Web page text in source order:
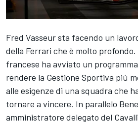
Fred Vasseur sta facendo un
della Ferrari che è molto
francese ha avviato un
rendere la Gestione Sportiva più
alle esigenze di una squadra che
tornare a vincere. In parallelo
amministratore delegato del